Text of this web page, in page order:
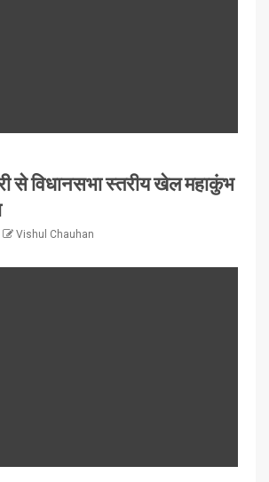
से विधानसभा स्तरीय खेल महाकुंभ
Vishul Chauhan